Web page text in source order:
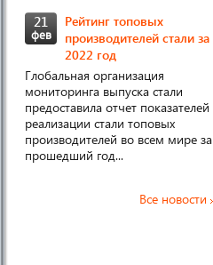
21
фев
Рейтинг топовых
производителей стали за
2022 год
Глобальная организация
мониторинга выпуска стали
предоставила отчет показателей
реализации стали топовых
производителей во всем мире за
прошедший год...
Все новости